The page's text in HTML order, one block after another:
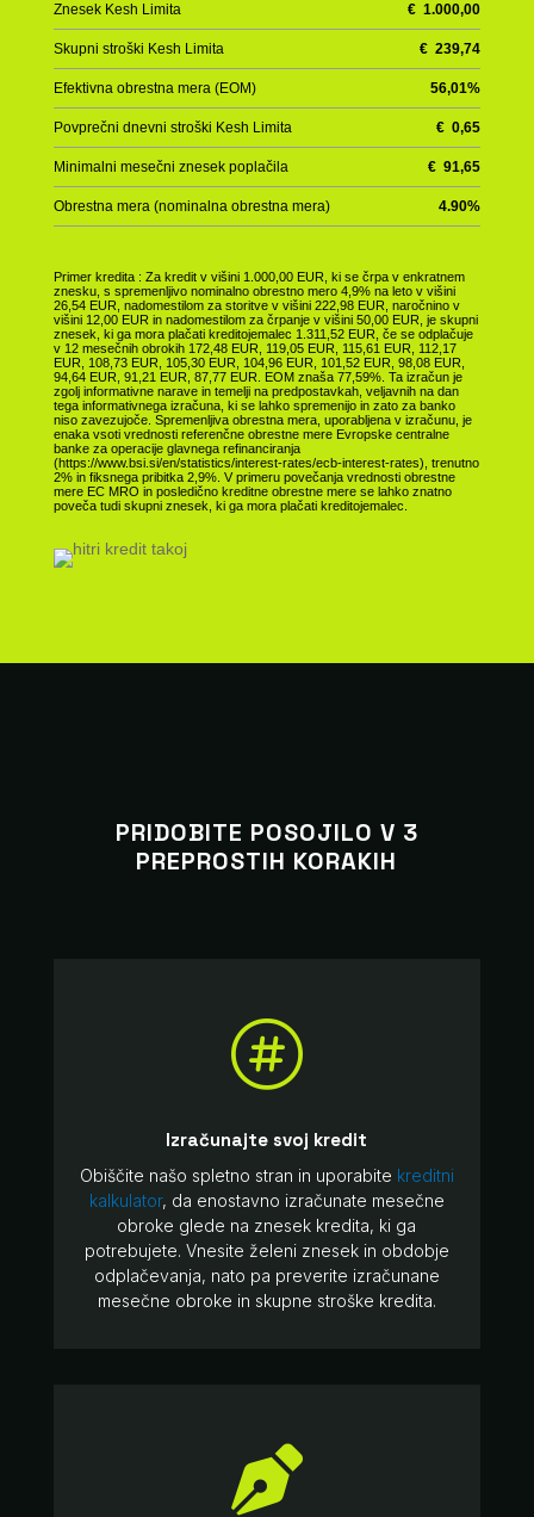
Znesek Kesh Limita €1.000,00
Skupni stroški Kesh Limita €239,74
Efektivna obrestna mera (EOM) 56,01%
Povprečni dnevni stroški Kesh Limita €0,65
Minimalni mesečni znesek poplačila €91,65
Obrestna mera (nominalna obrestna mera) 4.90%
Primer kredita : Za kredit v višini 1.000,00 EUR, ki se črpa v enkratnem
znesku, s spremenljivo nominalno obrestno mero 4,9% na leto v višini
26,54 EUR, nadomestilom za storitve v višini 222,98 EUR, naročnino v
višini 12,00 EUR in nadomestilom za črpanje v višini 50,00 EUR, je skupni
znesek, ki ga mora plačati kreditojemalec 1.311,52 EUR, če se odplačuje
v 12 mesečnih obrokih 172,48 EUR, 119,05 EUR, 115,61 EUR, 112,17
EUR, 108,73 EUR, 105,30 EUR, 104,96 EUR, 101,52 EUR, 98,08 EUR,
94,64 EUR, 91,21 EUR, 87,77 EUR. EOM znaša 77,59%. Ta izračun je
zgolj informativne narave in temelji na predpostavkah, veljavnih na dan
tega informativnega izračuna, ki se lahko spremenijo in zato za banko
niso zavezujoče. Spremenljiva obrestna mera, uporabljena v izračunu, je
enaka vsoti vrednosti referenčne obrestne mere Evropske centralne
banke za operacije glavnega refinanciranja
(https://www.bsi.si/en/statistics/interest-rates/ecb-interest-rates), trenutno
2% in fiksnega pribitka 2,9%. V primeru povečanja vrednosti obrestne
mere EC MRO in posledično kreditne obrestne mere se lahko znatno
poveča tudi skupni znesek, ki ga mora plačati kreditojemalec.
PRIDOBITE POSOJILO V 3
PREPROSTIH KORAKIH

Izračunajte svoj kredit
Obiščite našo spletno stran in uporabite kreditni
kalkulator, da enostavno izračunate mesečne
obroke glede na znesek kredita, ki ga
potrebujete. Vnesite želeni znesek in obdobje
odplačevanja, nato pa preverite izračunane
mesečne obroke in skupne stroške kredita.
